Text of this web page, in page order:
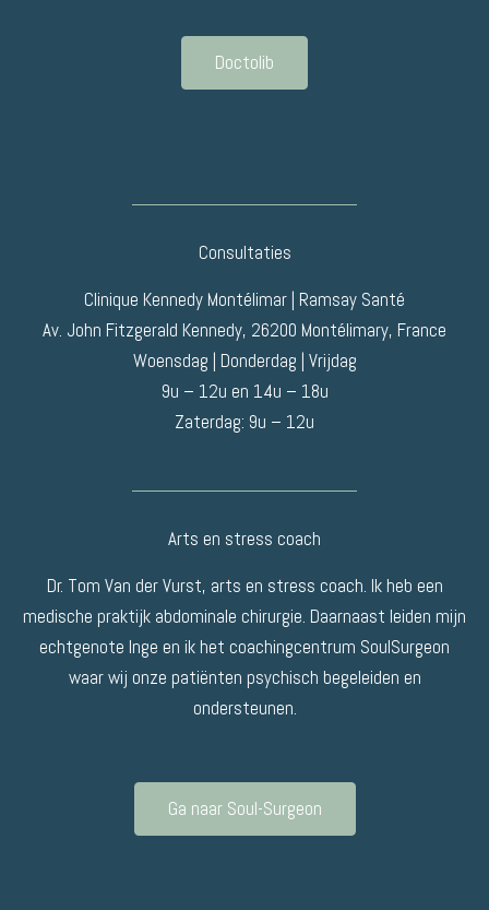
Doctolib
Consultaties
Clinique Kennedy Montélimar | Ramsay Santé
Av. John Fitzgerald Kennedy, 26200 Montélimary, France
Woensdag | Donderdag | Vrijdag
9u – 12u en 14u – 18u
Zaterdag: 9u – 12u
Arts en stress coach
Dr. Tom Van der Vurst, arts en stress coach. Ik heb een
medische praktijk abdominale chirurgie. Daarnaast leiden mijn
echtgenote Inge en ik het coachingcentrum SoulSurgeon
waar wij onze patiënten psychisch begeleiden en
ondersteunen.
Ga naar Soul-Surgeon